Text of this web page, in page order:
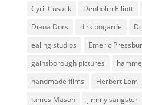
Cyril Cusack
Denholm Elliott
Diana Dors
dirk bogarde
ealing studios
Emeric
gainsborough pictures
handmade films
Herbert Lom
James Mason
jimmy sangster